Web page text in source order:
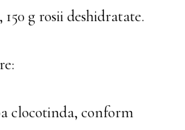
g rosii deshidratate.
clocotinda, conform